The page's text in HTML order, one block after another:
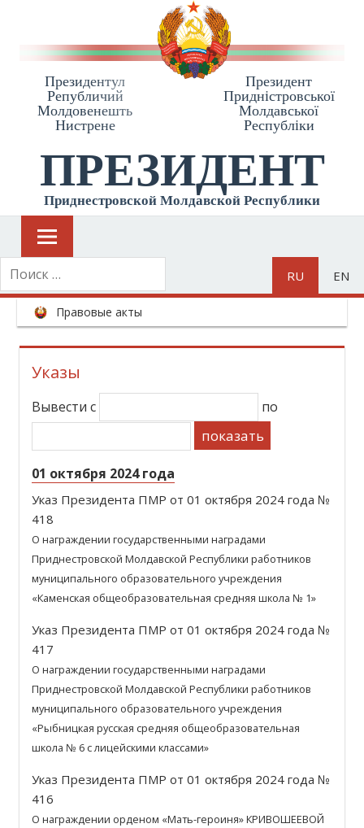
Президентул
Републичий
Молдовенешть
Нистрене
Президент
Приднiстровської
Молдавської
Республiки
ПРЕЗИДЕНТ
Приднестровской Молдавской Республики
RU EN
Правовые акты
Указы
Вывести с по
показать
01 октября 2024 года
Указ Президента ПМР от 01 октября 2024 года №
418
О награждении государственными наградами
Приднестровской Молдавской Республики работников
муниципального образовательного учреждения
«Каменская общеобразовательная средняя школа № 1»
Указ Президента ПМР от 01 октября 2024 года №
417
О награждении государственными наградами
Приднестровской Молдавской Республики работников
муниципального образовательного учреждения
«Рыбницкая русская средняя общеобразовательная
школа № 6 с лицейскими классами»
Указ Президента ПМР от 01 октября 2024 года №
416
О награждении орденом «Мать-героиня» КРИВОШЕЕВОЙ